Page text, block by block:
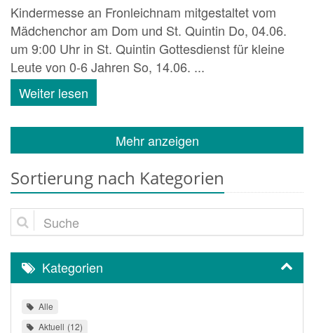
Kindermesse an Fronleichnam mitgestaltet vom
Mädchenchor am Dom und St. Quintin Do, 04.06.
um 9:00 Uhr in St. Quintin Gottesdienst für kleine
Leute von 0-6 Jahren So, 14.06. ...
Weiter lesen
Mehr anzeigen
Sortierung nach Kategorien
Suche
Kategorien
Alle
Aktuell 12